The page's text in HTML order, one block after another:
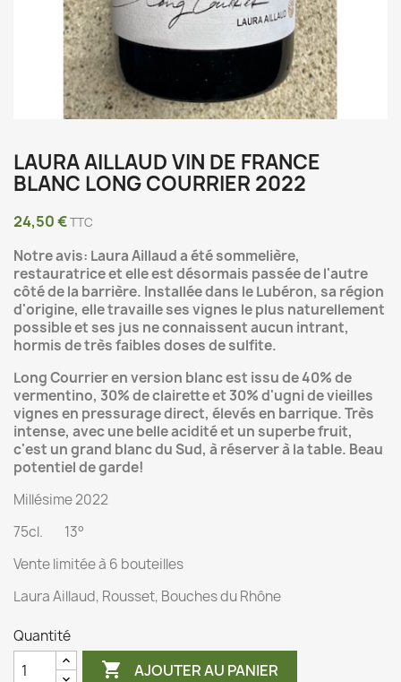
LAURA AILLAUD VIN DE FRANCE
BLANC LONG COURRIER 2022
24,50 €TTC
Notre avis: Laura Aillaud a été sommelière,
restauratrice et elle est désormais passée de l'autre
côté de la barrière. Installée dans le Lubéron, sa région
d'origine, elle travaille ses vignes le plus naturellement
possible et ses jus ne connaissent aucun intrant,
hormis de très faibles doses de sulfite.
Long Courrier en version blanc est issu de 40% de
vermentino, 30% de clairette et 30% d'ugni de vieilles
vignes en pressurage direct, élevés en barrique. Très
intense, avec une belle acidité et un superbe fruit,
c'est un grand blanc du Sud, à réserver à la table. Beau
potentiel de garde!
Millésime 2022
75cl. 13°
Vente limitée à 6 bouteilles
Laura Aillaud, Rousset, Bouches du Rhône
Quantité
 AJOUTER AU PANIER